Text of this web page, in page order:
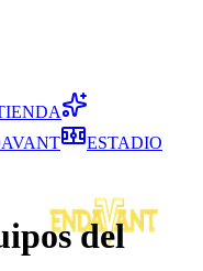
ESTADIO
del